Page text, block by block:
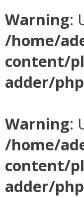
Warning:
/home/
content/
adder/
Warning:
/home/
content/
adder/